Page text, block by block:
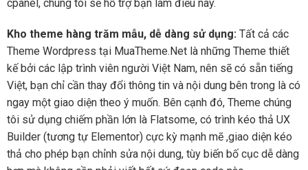
cpanel, chúng tôi sẽ hỗ trợ bạn làm điều này.
Kho theme hàng trăm mẫu, dễ dàng sử dụng: Tất cả các
Theme Wordpress tại MuaTheme.Net là những Theme thiết
kế bởi các lập trình viên người Việt Nam, nên sẽ có sẵn tiếng
Việt, bạn chỉ cần thay đổi thông tin và nội dung bên trong là có
ngay một giao diện theo ý muốn. Bên cạnh đó, Theme chúng
tôi sử dụng chiếm phần lớn là Flatsome, có trình kéo thả UX
Builder (tương tự Elementor) cực kỳ mạnh mẽ ,giao diện kéo
thả cho phép bạn chỉnh sửa nội dung, tùy biến bố cục dễ dàng